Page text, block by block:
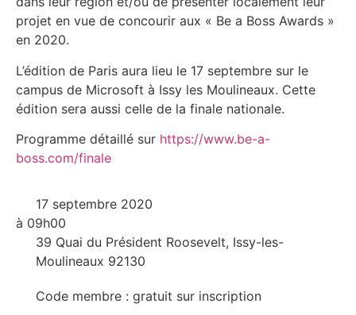
projet en vue de concourir aux « Be a Boss Awards »
en 2020.
L’édition de Paris aura lieu le 17 septembre sur le
campus de Microsoft à Issy les Moulineaux. Cette
édition sera aussi celle de la finale nationale.
Programme détaillé sur https://www.be-a-
boss.com/finale
17 septembre 2020
à 09h00
39 Quai du Président Roosevelt, Issy-les-
Moulineaux 92130
Code membre : gratuit sur inscription